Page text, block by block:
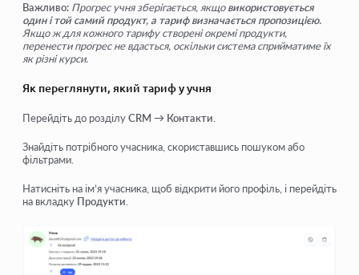
Як налаштувати повторне проходження тесту
Як оновити тариф і зберегти прогрес учня на курсі
Подивитися ще
Важливо: Прогрес учня зберігається, якщовикористовується
один і той самий продукт, а тариф визначається пропозицією.
Якщо ж для кожного тарифу створені окремі продукти,
перенести прогрес не вдасться, оскільки система сприйматиме їх
як різні курси.
Як переглянути, який тариф у учня
Перейдіть до розділуCRM → Контакти
Знайдіть потрібного учасника, скориставшись пошуком або
фільтрами.
Натисніть на ім’я учасника, щоб відкрити його профіль, і перейдіть
на вкладку Продукти